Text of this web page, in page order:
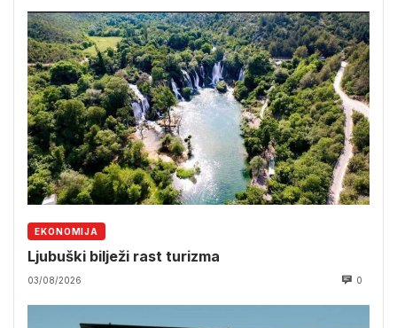
EKONOMIJA
Ljubuški bilježi rast turizma
03/08/2026 0